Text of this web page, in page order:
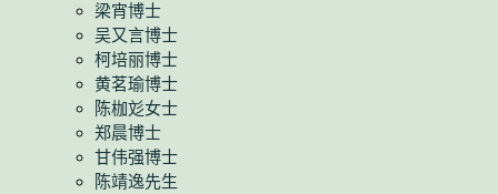
梁宵博士
吴又言博士
柯培丽博士
黄茗瑜博士
陈枷彣女士
郑晨博士
甘伟强博士
陈靖逸先生